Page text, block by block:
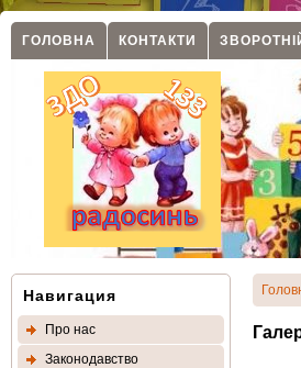
ГОЛОВНА КОНТАКТИ
Навигация
Про нас
Законодавство